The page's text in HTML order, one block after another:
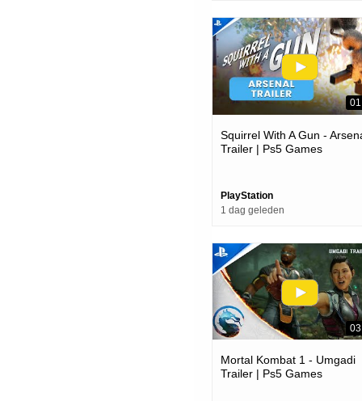
Squirrel With A Gun -
Trailer | Ps5 Games
PlayStation
1 dag geleden
Mortal Kombat 1 - Umgadi
Trailer | Ps5 Games